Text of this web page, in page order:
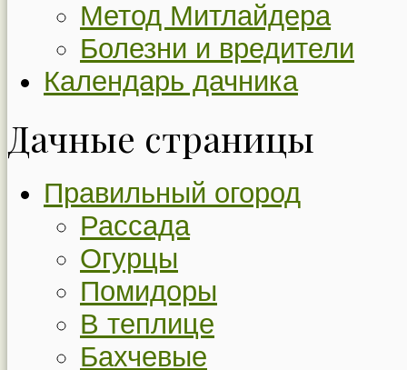
Метод Митлайдера
Болезни и вредители
Календарь дачника
Дачные страницы
Правильный огород
Рассада
Огурцы
Помидоры
В теплице
Бахчевые